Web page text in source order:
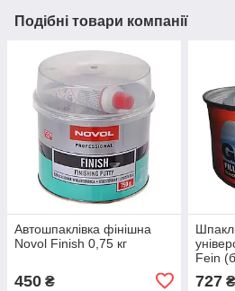
Подібні товари компанії
Автошпаклівка фінішна
Novol Finish 0,75 кг
450 ₴
Fein
727₴